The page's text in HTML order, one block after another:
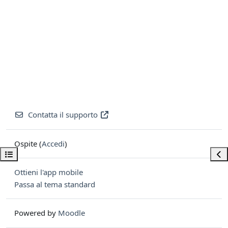
Apri indice del corso
Contatta il supporto
Ospite (Accedi)
Ottieni l'app mobile
Passa al tema standard
Powered by Moodle